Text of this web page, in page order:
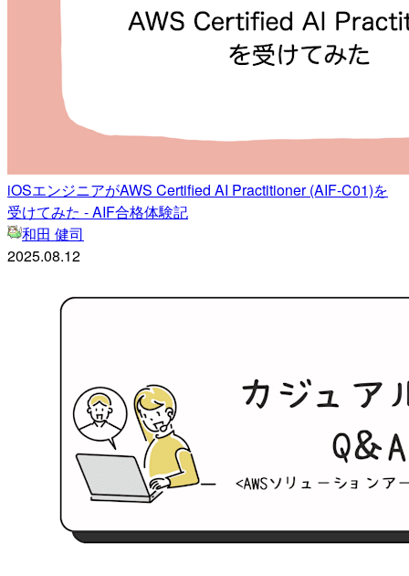
iOSエンジニアがAWS Certified AI Practitioner (AIF-C01)を
受けてみた - AIF合格体験記
和田 健司
2025.08.12